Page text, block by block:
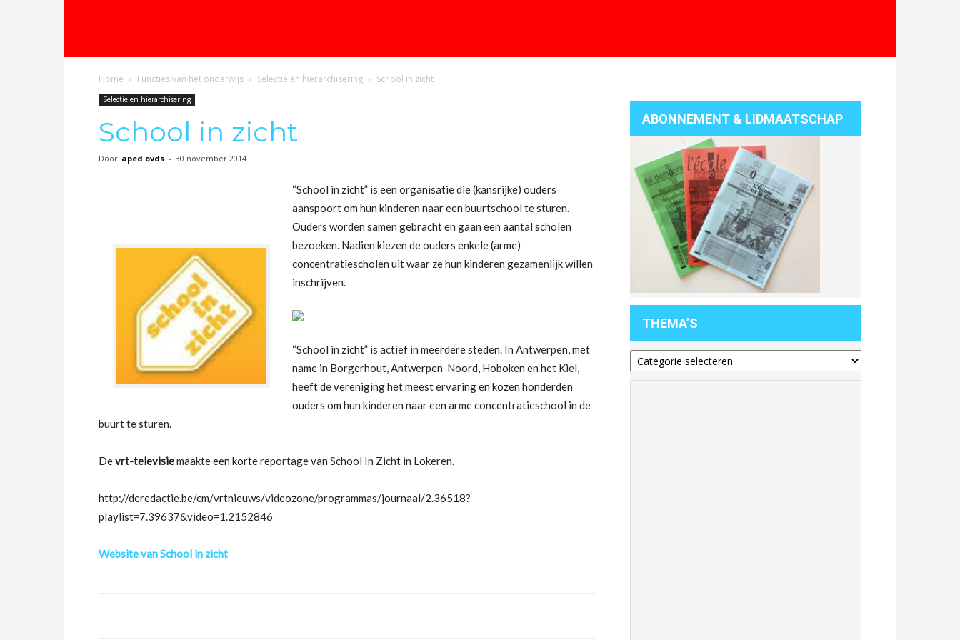
Home Functies van het onderwijs Selectie en hierarchisering School in zicht
Selectie en hierarchisering
School in zicht
Door aped ovds - 30 november 2014
“School in zicht” is een organisatie die (kansrijke) ouders
aanspoort om hun kinderen naar een buurtschool te sturen.
Ouders worden samen gebracht en gaan een aantal scholen
bezoeken. Nadien kiezen de ouders enkele (arme)
concentratiescholen uit waar ze hun kinderen gezamenlijk willen
inschrijven.
“School in zicht” is actief in meerdere steden. In Antwerpen, met
name in Borgerhout, Antwerpen-Noord, Hoboken en het Kiel,
heeft de vereniging het meest ervaring en kozen honderden
ouders om hun kinderen naar een arme concentratieschool in de
buurt te sturen.
Devrt-televisiemaakte een korte reportage van School In Zicht in Lokeren.
http://deredactie.be/cm/vrtnieuws/videozone/programmas/journaal/2.36518?
playlist=7.39637&video=1.2152846
Website van School in zicht
ABONNEMENT & LIDMAATSCHAP
THEMA’S
Thema’s